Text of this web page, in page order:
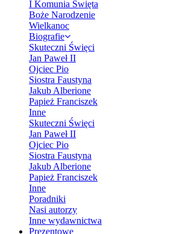
I Komunia Święta
Boże Narodzenie
Wielkanoc
Biografie
Skuteczni Święci
Jan Paweł II
Ojciec Pio
Siostra Faustyna
Jakub Alberione
Papież Franciszek
Inne
Skuteczni Święci
Jan Paweł II
Ojciec Pio
Siostra Faustyna
Jakub Alberione
Papież Franciszek
Inne
Poradniki
Nasi autorzy
Inne wydawnictwa
Prezentowe